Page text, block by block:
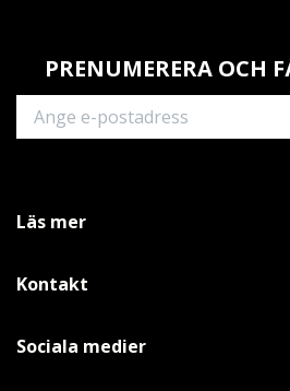
PRENUMERERA OCH
Läs mer
Kontakt
Sociala medier